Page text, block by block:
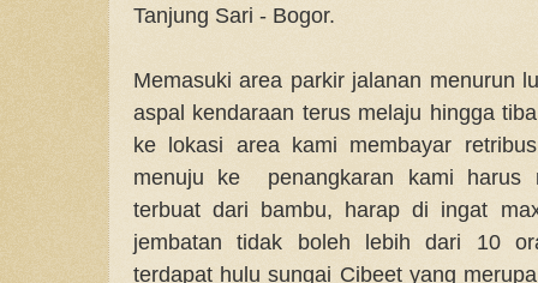
Tanjung Sari - Bogor.
Memasuki area parkir jalanan menurun
aspal kendaraan terus melaju hingga
ke lokasi area kami membayar
menuju ke penangkaran kami harus
terbuat dari bambu, harap di ingat
jembatan tidak boleh lebih dari 10
terdapat hulu sungai Cibeet yang